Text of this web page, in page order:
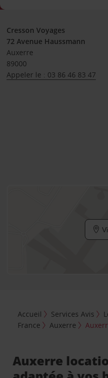
Cresson Voyages
72 Avenue Haussmann
Auxerre
89000
Appeler le : 03 86 46 83 47
Accueil Services Avis
France
Auxerre
Auxerre